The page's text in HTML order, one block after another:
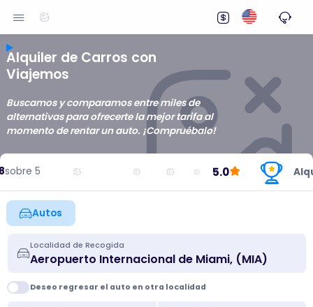
Alquiler de Carros con
Viajemos
Buscamos y comparamos entre miles de
alternativas para ofrecerte la mejor tarifa al
momento de rentar un auto. ¡Compruébalo!
Autos
5 5.0
Localidad de Recogida
Deseo regresar el auto en otra localidad